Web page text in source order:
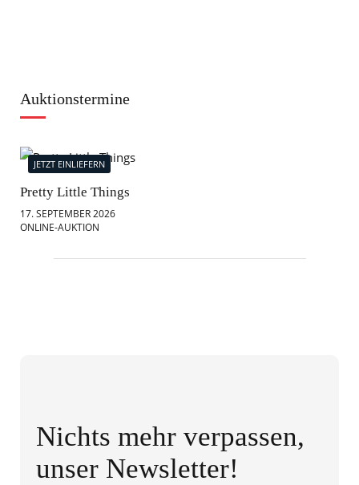
Auktionstermine
JETZT EINLIEFERN
Pretty Little Things
17. SEPTEMBER 2026
ONLINE-AUKTION
Nichts mehr verpassen,
unser Newsletter!